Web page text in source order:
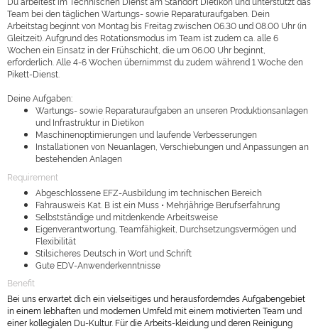
Team bei den täglichen Wartungs- sowie Reparaturaufgaben. Dein
Arbeitstag beginnt von Montag bis Freitag zwischen 06.30 und 08.00 Uhr (in
Gleitzeit). Aufgrund des Rotationsmodus im Team ist zudem ca. alle 6
Wochen ein Einsatz in der Frühschicht, die um 06.00 Uhr beginnt,
erforderlich. Alle 4-6 Wochen übernimmst du zudem während 1 Woche den
Pikett-Dienst.
Deine Aufgaben:
Wartungs- sowie Reparaturaufgaben an unseren Produktionsanlagen
und Infrastruktur in Dietikon
Maschinenoptimierungen und laufende Verbesserungen
Installationen von Neuanlagen, Verschiebungen und Anpassungen an
bestehenden Anlagen
Requirement
Abgeschlossene EFZ-Ausbildung im technischen Bereich
Fahrausweis Kat. B ist ein Muss • Mehrjährige Berufserfahrung
Selbstständige und mitdenkende Arbeitsweise
Eigenverantwortung, Teamfähigkeit, Durchsetzungsvermögen und
Flexibilität
Stilsicheres Deutsch in Wort und Schrift
Gute EDV-Anwenderkenntnisse
Benefit
Bei uns erwartet dich ein vielseitiges und herausforderndes Aufgabengebiet
in einem lebhaften und modernen Umfeld mit einem motivierten Team und
einer kollegialen Du-Kultur. Für die Arbeits-kleidung und deren Reinigung